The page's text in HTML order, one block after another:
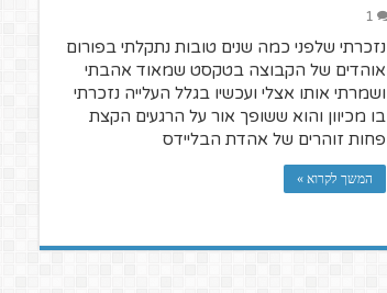
1
נזכרתי שלפני כמה שנים טובות נתקלתי בפורום
אוהדים של הקבוצה בטקסט שמאוד אהבתי
ושמרתי אותו אצלי ועכשיו בגלל העלייה נזכרתי
בו מכיוון והוא ששופך אור על הרגעים הקצת
פחות זוהרים של אהדת הבליידס
המשך לקרוא »